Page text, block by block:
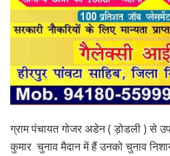
ग्राम पंचायत गोजर अडेन ( ड़ोडली ) से
कुमार चुनाव मैदान में हैं उनको चुनाव